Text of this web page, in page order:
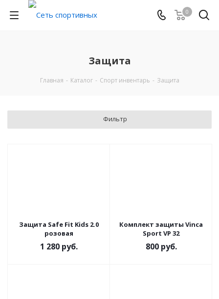
0
Защита
Главная - Каталог - Спорт инвентарь - Защита
Фильтр
Защита Safe Fit Kids 2.0
розовая
1 280 руб.
Комплект защиты Vinca
Sport VP 32
800руб.